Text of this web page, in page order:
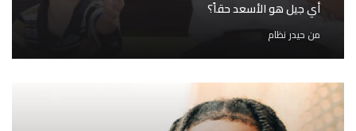
أي جيل هو الأسعد حقاً؟
من حيدر نظام